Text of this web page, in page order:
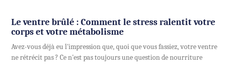
Le ventre brûlé : Comment le stress ralentit votre
corps et votre métabolisme
Avez-vous déjà eu l'impression que, quoi que vous fassiez, votre ventre
ne rétrécit pas ? Ce n'est pas toujours une question de nourriture